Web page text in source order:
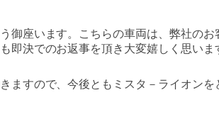
御座います。こちらの車両は、弊社のお
即決でのお返事を頂き大変嬉しく思いま
ますので、今後ともミスタ－ライオン